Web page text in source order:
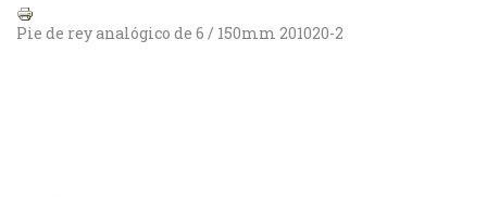
Pie de rey analógico de 6 / 150mm 201020-2